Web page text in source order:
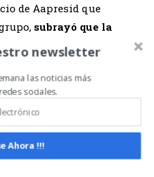
de Aapresid que
subrayó que la
las nuevas generaciones
diferentes
intereses.
disruptivo a los
newsletter
las noticias más
sociales.
Ahora !!!